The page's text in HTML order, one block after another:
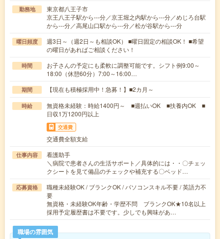
勤務地
東京都八王子市
京王八王子駅から---分／京王堀之内駅から---分／めじろ台駅
から---分／高尾山口駅から---分／松が谷駅から---分
曜日頻度
週3日～（週2日～も相談OK） ■曜日固定の相談OK！ ■希望
の曜日があればご相談ください！
時間
お子さんの予定にも柔軟に調整可能です。シフト例9:00～
18:00（休憩60分）7:00～16:00…
期間 【現在も積極採用中！急募！】■2カ月～
時給
無資格未経験：時給1400円～ ■週払いOK ■扶養内OK ■
日収1万1200円以上
交通費
交通費全額支給
仕事内容
看護助手
＼病院で患者さんの生活サポート／具体的には・・〇チェッ
クシートを見て備品のチェックや補充する〇ベッド…
応募資格
職種未経験OK / ブランクOK / パソコンスキル不要 / 英語力不
要
無資格・未経験OK年齢・学歴不問 ブランクOK★10名以上
採用予定履歴書は不要です。少しでも興味があ…
職場の雰囲気